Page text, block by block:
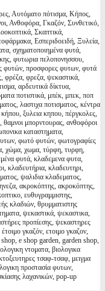
Αυτόματο πότισμα, Κήπος,
Ανθοφόρα, Γκαζόν, Συνθετικό,
Σκαπτικά,
Εσπεριδοειδή, Ξυλεία,
σχηματοποιημένα φυτά,
φυτωρια πελοπονησσου,
φυτών, προσφορες φυτων, φυτά
φρέζα, φρεζα, ψεκαστικά,
αρδευτικά δίκτυα,
ποτιστικά, μπέκ, μπεκ, ποπ
λαστιχα ποτισματος, κέντρα
κήπου, ξυλεια κηπου, πέργκολες,
μπορντουρας, ανθοφόροι
καταστηματα,
φωτό φυτών, φωτογραφίες
χώμα, χωμα, τύρφη, τυρφη,
φυτά, κλαδεμενα φυτα,
κλαδευτήρια, κλαδευτηρι,
ψαλιδια κλαδεματος,
ακροκόπτης, ακροκόπτης,
ευθυγραμμιστης,
κλαδιών, θρυμματιστης
ψεκαστικά, ψεκαστικα,
προπίεσης, ψεκαστηρες
γκαζόν, ετοιμο γκαζον,
e shop garden, garden shop,
ντοματα, βιολογικα
τσαφ-τσαφ, μειγμα
προστασία φυτων,
λαχανικών, pop-up